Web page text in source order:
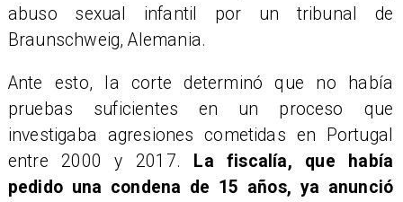
abuso sexual infantil por un tribunal de
Braunschweig, Alemania.
Ante esto, la corte determinó que no había
pruebas suficientes en un proceso que
investigaba agresiones cometidas en Portugal
entre 2000 y 2017.
La fiscalía, que había
pedido una condena de 15 años, ya anunció